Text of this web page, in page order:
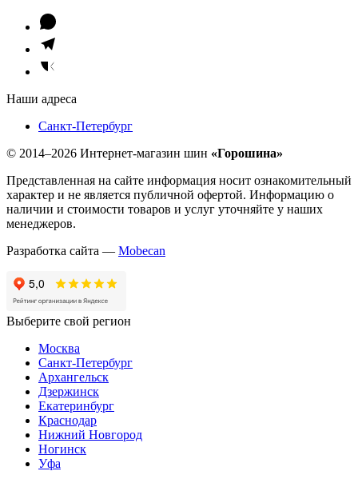
Наши адреса
Санкт-Петербург
© 2014–2026 Интернет-магазин шин «Горошина»
Представленная на сайте информация носит ознакомительный
характер и не является публичной офертой. Информацию о
наличии и стоимости товаров и услуг уточняйте у наших
менеджеров.
Разработка сайта — Mobecan
Выберите свой регион
Москва
Санкт-Петербург
Архангельск
Дзержинск
Екатеринбург
Краснодар
Нижний Новгород
Ногинск
Уфа